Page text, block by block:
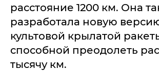
расстояние 1200 км. Она
разработала новую
культовой крылатой
способной преодолеть
тысячу км.